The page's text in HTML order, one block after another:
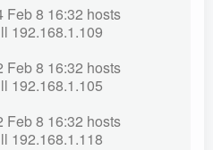
Feb 8 16:32 hosts
192.168.1.109
Feb 8 16:32 hosts
192.168.1.105
Feb 8 16:32 hosts
192.168.1.118